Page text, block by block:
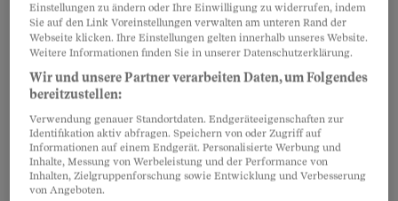
Doch selbst finanziell Unbescholtene haben
keine Gewähr, dass sensible Informationen nicht
in falsche Hände geraten. Infoscore speichert in
ihrem System nach eigenen Angaben über
850'000 «Negativdaten» sowie 8,6 Millionen
Adressen – und geht mit diesen Daten sehr
sorglos um.
Einstellungen zu ändern oder Ihre Einwilligung zu widerrufen, indem
Sie auf den Link Voreinstellungen verwalten am unteren Rand der
Webseite klicken. Ihre Einstellungen gelten innerhalb unseres Website.
Weitere Informationen finden Sie in unserer Datenschutzerklärung.
Wir und unsere Partner verarbeiten Daten, um Folgendes
bereitzustellen:
Verwendung genauer Standortdaten. Endgeräteeigenschaften zur
Identifikation aktiv abfragen. Speichern von oder Zugriff auf
Informationen auf einem Endgerät. Personalisierte Werbung und
Inhalte, Messung von Werbeleistung und der Performance von
Inhalten, Zielgruppenforschung sowie Entwicklung und Verbesserung
von Angeboten.